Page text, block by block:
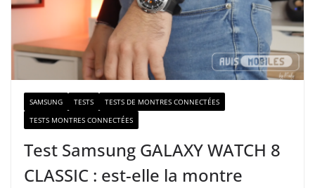
m
i
SAMSUNG TESTS
TESTS DE MONTRES CONNECTÉES
TESTS MONTRES CONNECTÉES
Test Samsung GALAXY WATCH 8
CLASSIC : est-elle la montre